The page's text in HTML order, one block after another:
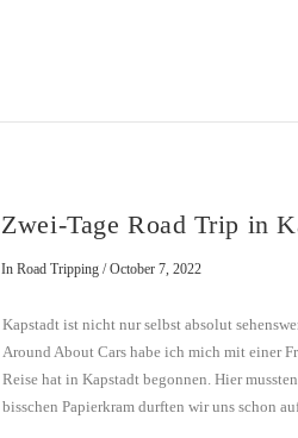
Zwei-Tage Road Trip in
In Road Tripping / October 7, 2022
Kapstadt ist nicht nur selbst absolut
Around About Cars habe ich mich mit einer
Reise hat in Kapstadt begonnen. Hier
bisschen Papierkram durften wir uns schon